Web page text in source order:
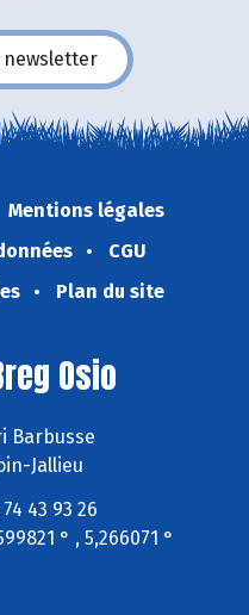
newsletter
Mentions légales
CGU
Plan du site
Osio
Barbusse
Jallieu
43 93 26
° , 5,266071 °